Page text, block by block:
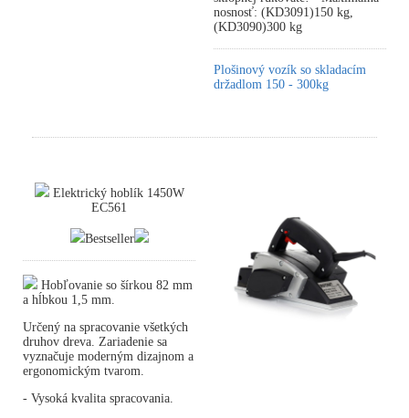
nosnosť: (KD3091)150 kg,
(KD3090)300 kg
Plošinový vozík so skladacím
držadlom 150 - 300kg
Elektrický hoblík 1450W
EC561
Bestseller
Hobľovanie so šírkou 82 mm
a hĺbkou 1,5 mm.
Určený na spracovanie všetkých
druhov dreva. Zariadenie sa
vyznačuje moderným dizajnom a
ergonomickým tvarom.
- Vysoká kvalita spracovania.